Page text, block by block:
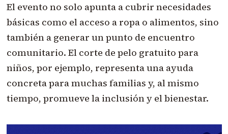
El evento no solo apunta a cubrir necesidades
básicas como el acceso a ropa o alimentos, sino
también a generar un punto de encuentro
comunitario. El corte de pelo gratuito para
niños, por ejemplo, representa una ayuda
concreta para muchas familias y, al mismo
tiempo, promueve la inclusión y el bienestar.